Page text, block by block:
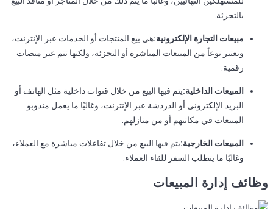
بالتجزئة.
مبيعات التجارة الإلكترونية:هي بيع المنتجات أو الخدمات عبر الإنترنت،
وتعتبر نوعاً من المبيعات المباشرة أو التجزئة، ولكنها تتم عبر منصات
رقمية.
المبيعات الداخلية:يتم فيها البيع من خلال قنوات داخلية مثل الهاتف أو
البريد الإلكتروني أو الدردشة عبر الإنترنت، وغالبًا ما يعمل مندوبو
المبيعات في مكاتبهم أو من منازلهم.
المبيعات الخارجية:يتم فيها البيع من خلال تفاعلات مباشرة مع العملاء،
وغالبًا ما يتطلب السفر للقاء العملاء.
وظائف إدارة المبيعات